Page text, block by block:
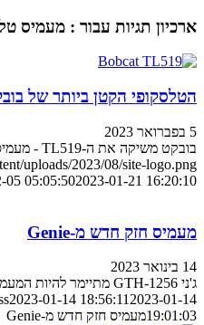
ארכיון תגיות עבור : מעמיס
הטלסקופי הקטן ביותר של
5 בפברואר 2023
בובקט משיקה את ה-TL519 - מעמיס טלסקופי קומפקטי לשימוש במקומות צ…
uploads/2023/08/site-logo.png
05 05:05:502023-01-21 16:20:10
מעמיס חזק חדש מ-Genie
14 בינואר 2023
ג'ני GTH-1256 מתיימר להיות המעמיס הטלסקופי החזק בקטגוריה שלו. הכנסו לפ…
2023-01-14 18:56:11 2023-01-14
19:01:03מעמיס חזק חדש מ-Genie